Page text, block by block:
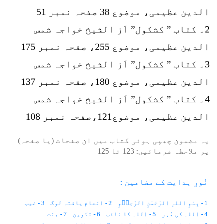
الدین عظیمی، موضوع 38 صفحہ نمبر 51
2۔ کتاب ” کشکول” اَز الشیخ خواجہ شمس
الدین عظیمی، موضوع 255، صفحہ نمبر 175
3۔ کتاب ” کشکول” اَز الشیخ خواجہ شمس
الدین عظیمی، موضوع 180، صفحہ نمبر 137
4۔ کتاب ” کشکول” اَز الشیخ خواجہ شمس
الدین عظیمی، موضوع121،صفحہ نمبر 108
یہ مضمون چھپی ہوئی کتاب میں ان صفحات (یا صفحہ)
پر ملاحظہ فرمائیں: 123 تا 125
نُورِ ہدایت کے مضامین :
1 - بِسْمِ اللہِ الرَّحْمٰنِ الرَّحِیۡمِ 2 - انعام یافتہ لوگ
3 - غیب
4 - اللہ کی مُہر
5 - اللہ کا نائب 6 - تکوین
7 - جنّت